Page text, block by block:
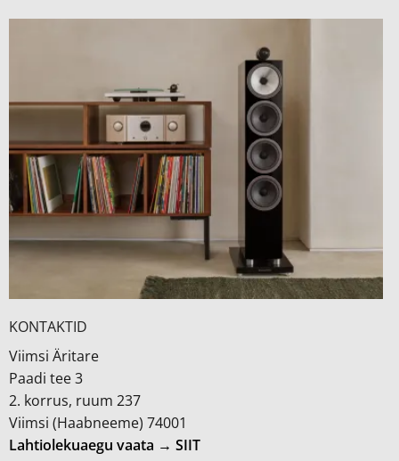
KONTAKTID
Viimsi Äritare
Paadi tee 3
2. korrus, ruum 237
Viimsi (Haabneeme) 74001
Lahtiolekuaegu vaata → SIIT